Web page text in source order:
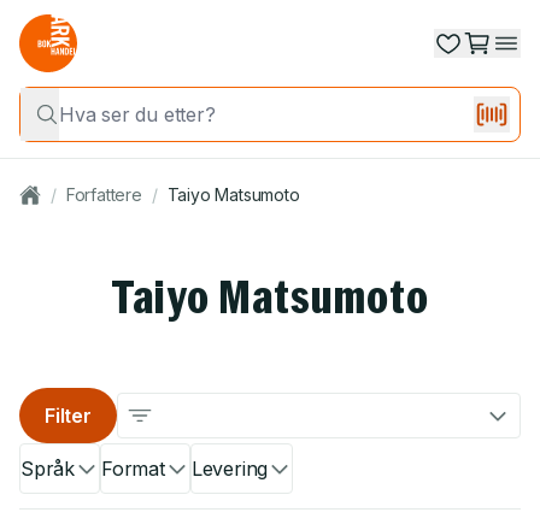
/ Forfattere / Taiyo Matsumoto
Taiyo Matsumoto
Språk Format Levering
Filter